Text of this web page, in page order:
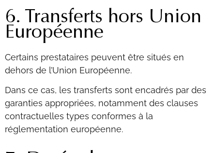
6. Transferts hors Union
Européenne
Certains prestataires peuvent être situés en
dehors de l’Union Européenne.
Dans ce cas, les transferts sont encadrés par des
garanties appropriées, notamment des clauses
contractuelles types conformes à la
réglementation européenne.